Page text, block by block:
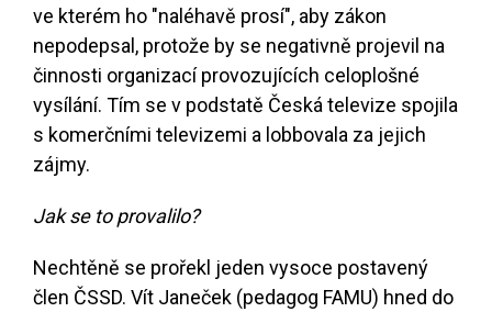
ve kterém ho "naléhavě prosí", aby zákon
nepodepsal, protože by se negativně projevil na
činnosti organizací provozujících celoplošné
vysílání. Tím se v podstatě Česká televize spojila
s komerčními televizemi a lobbovala za jejich
zájmy.
Jak se to provalilo?
Nechtěně se prořekl jeden vysoce postavený
člen ČSSD. Vít Janeček (pedagog FAMU) hned do